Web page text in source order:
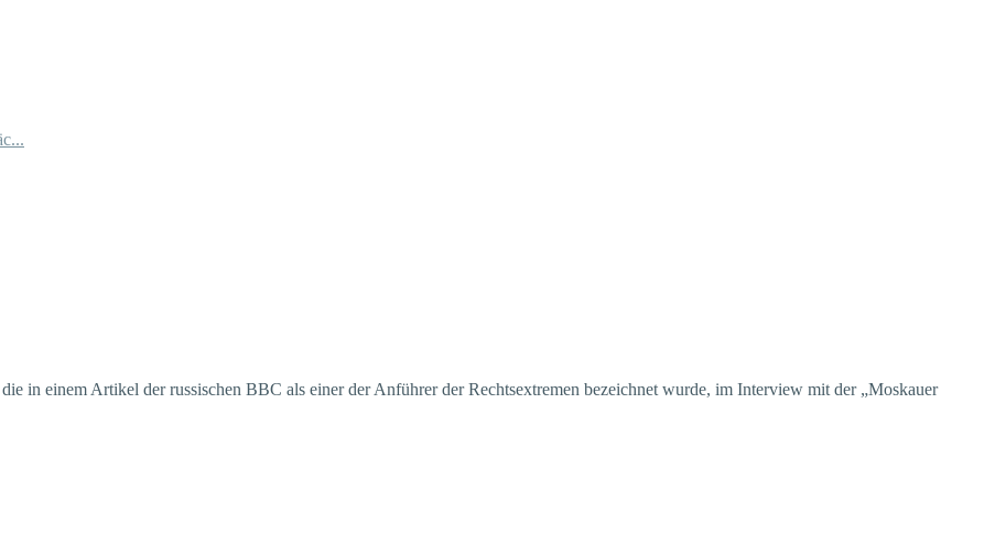
in einem Artikel der russischen BBC als einer der Anführer der Rechtsextremen bezeichnet wurde, im Interview mit der „Moskauer